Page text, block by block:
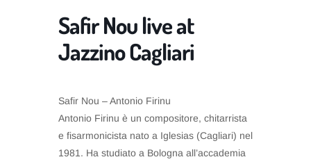
Safir Nou live at
Jazzino Cagliari
Safir Nou – Antonio Firinu
Antonio Firinu è un compositore, chitarrista
e fisarmonicista nato a Iglesias (Cagliari) nel
1981. Ha studiato a Bologna all’accademia